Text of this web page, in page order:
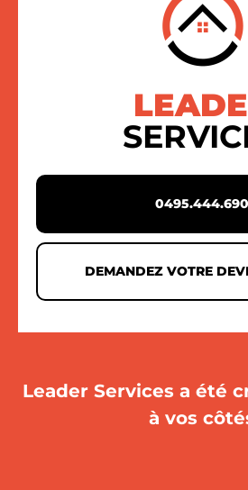
0495.444.690
DEMANDEZ VOTRE
Leader Services a été
à vos